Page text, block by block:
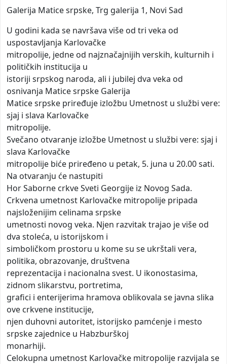
Galerija Matice srpske, Trg galerija 1, Novi Sad
U godini kada se navršava više od tri veka od
uspostavljanja Karlovačke
mitropolije, jedne od najznačajnijih verskih, kulturnih i
političkih institucija u
istoriji srpskog naroda, ali i jubilej dva veka od
osnivanja Matice srpske Galerija
Matice srpske priređuje izložbu Umetnost u službi vere:
sjaj i slava Karlovačke
mitropolije.
Svečano otvaranje izložbe Umetnost u službi vere: sjaj i
slava Karlovačke
mitropolije biće priređeno u petak, 5. juna u 20.00 sati.
Na otvaranju će nastupiti
Hor Saborne crkve Sveti Georgije iz Novog Sada.
Crkvena umetnost Karlovačke mitropolije pripada
najsloženijim celinama srpske
umetnosti novog veka. Njen razvitak trajao je više od
dva stoleća, u istorijskom i
simboličkom prostoru u kome su se ukrštali vera,
politika, obrazovanje, društvena
reprezentacija i nacionalna svest. U ikonostasima,
zidnom slikarstvu, portretima,
grafici i enterijerima hramova oblikovala se javna slika
ove crkvene institucije,
njen duhovni autoritet, istorijsko pamćenje i mesto
srpske zajednice u Habzburškoj
monarhiji.
Celokupna umetnost Karlovačke mitropolije razvijala se